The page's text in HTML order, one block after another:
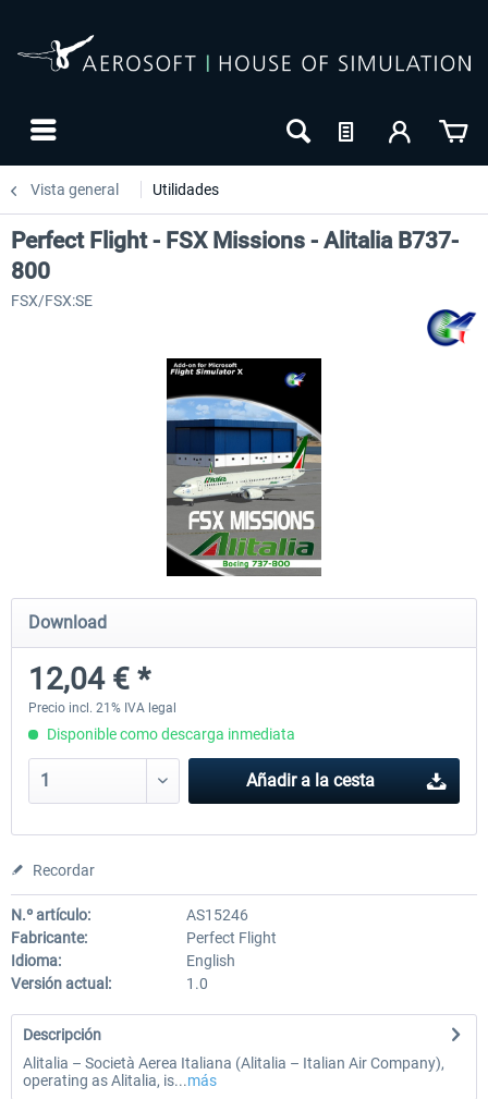
Vista general Utilidades
Ultimate Traffic Live
Perfect Flight - FSX Missions - Alitalia B737-
800
FSX/FSX:SE
Download
12,04 € *
Precio incl. 21% IVA legal
Disponible como descarga inmediata
Añadir a la cesta
Recordar
N.º artículo:
AS15246
Fabricante:
Perfect Flight
Idioma:
English
Versión actual:
1.0
Descripción
Alitalia – Società Aerea Italiana (Alitalia – Italian Air Company),
operating as Alitalia, is...más